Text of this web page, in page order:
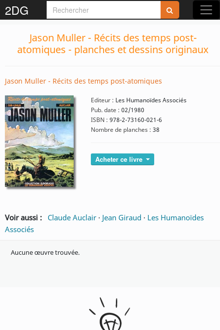
2DG
Jason Muller - Récits des temps post-
atomiques - planches et dessins originaux
Jason Muller - Récits des temps post-atomiques
Editeur : Les Humanoïdes Associés
Pub. date : 02/1980
ISBN : 978-2-73160-021-6
Nombre de planches : 38
Acheter ce livre
Voir aussi : Claude Auclair · Jean Giraud · Les Humanoïdes
Associés
Aucune œuvre trouvée.